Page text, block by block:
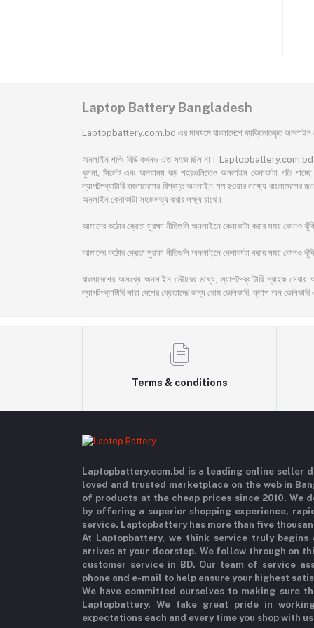
Laptop Battery Bangladesh
Laptopbattery.com.bd এর মাধ্যমে বাংলাদেশে ব্যক্তিগতকৃত অনলাইন
অনলাইন শপিং বিডি কখনও এত সহজ ছিল না। Laptopbattery.com.bd
খুলনা, সিলেট এবং অন্যান্য বড় শহরগুলিতেও অনলাইন কেনাকাটা গতি
ল্যাপটপব্যাটারি বাংলাদেশের বিশ্বস্ত অনলাইন শপ হওয়ার লক্ষ্যে
অনলাইন কেনাকাটা সহজলভ্য করার লক্ষ্য রাখে।
আমাদের কঠোর ক্রেতা সুরক্ষা নীতিগুলি অনলাইনে কেনাকাটা করার সময় কোনও
আমাদের কঠোর ক্রেতা সুরক্ষা নীতিগুলি অনলাইনে কেনাকাটা করার সময় কোনও ঝুঁকি
বাংলাদেশের অসংখ্য অনলাইন স্টোরের মধ্যে, ল্যাপটপব্যাটারি গ্রাহক
ল্যাপটপব্যাটারি সারা দেশের ক্রেতাদের জন্য হোম ডেলিভারি, ক্যাশ অন
Terms & conditions
Laptopbattery.com.bd is a leading online seller
loved and trusted marketplace on the web in
of products at the cheap prices since 2010. We
by offering a superior shopping experience,
service. Laptopbattery has more than five
At Laptopbattery, we think service truly
arrives at your doorstep. We follow through on
customer service in BD. Our team of service
phone and e-mail to help ensure your highest
We have committed ourselves to making sure
Laptopbattery. We take great pride in
expectations each and every time you shop with